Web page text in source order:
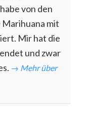
von den
mit
Mir hat die
und zwar
→ Mehr über